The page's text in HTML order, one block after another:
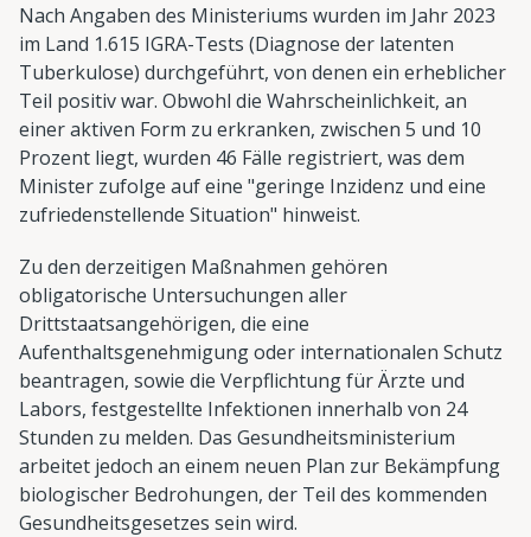
Nach Angaben des Ministeriums wurden im Jahr 2023
im Land 1.615 IGRA-Tests (Diagnose der latenten
Tuberkulose) durchgeführt, von denen ein erheblicher
Teil positiv war. Obwohl die Wahrscheinlichkeit, an
einer aktiven Form zu erkranken, zwischen 5 und 10
Prozent liegt, wurden 46 Fälle registriert, was dem
Minister zufolge auf eine "geringe Inzidenz und eine
zufriedenstellende Situation" hinweist.
Zu den derzeitigen Maßnahmen gehören
obligatorische Untersuchungen aller
Drittstaatsangehörigen, die eine
Aufenthaltsgenehmigung oder internationalen Schutz
beantragen, sowie die Verpflichtung für Ärzte und
Labors, festgestellte Infektionen innerhalb von 24
Stunden zu melden. Das Gesundheitsministerium
arbeitet jedoch an einem neuen Plan zur Bekämpfung
biologischer Bedrohungen, der Teil des kommenden
Gesundheitsgesetzes sein wird.